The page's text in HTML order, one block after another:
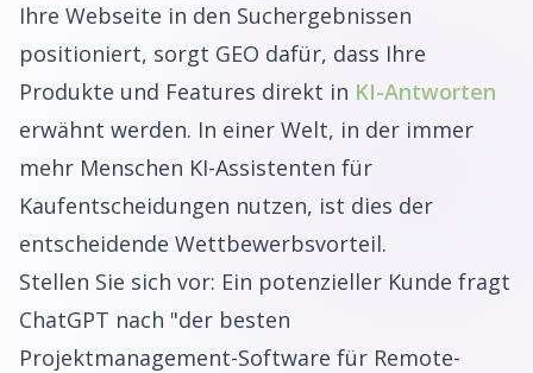
Ihre Webseite in den Suchergebnissen
positioniert, sorgt GEO dafür, dass Ihre
Produkte und Features direkt in KI-Antworten
erwähnt werden. In einer Welt, in der immer
mehr Menschen KI-Assistenten für
Kaufentscheidungen nutzen, ist dies der
entscheidende Wettbewerbsvorteil.
Stellen Sie sich vor: Ein potenzieller Kunde fragt
ChatGPT nach "der besten
Projektmanagement-Software für Remote-